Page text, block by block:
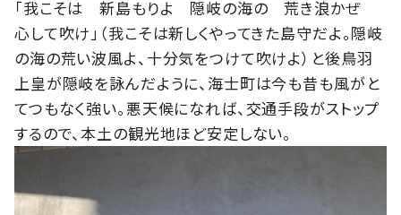
「我こそは 新島もりよ 隠岐の海の 荒き浪かぜ
心して吹け」（我こそは新しくやってきた島守だよ。隠岐
の海の荒い波風よ、十分気をつけて吹けよ）と後鳥羽
上皇が隠岐を詠んだように、海士町は今も昔も風がと
てつもなく強い。悪天候になれば、交通手段がストップ
するので、本土の観光地ほど安定しない。